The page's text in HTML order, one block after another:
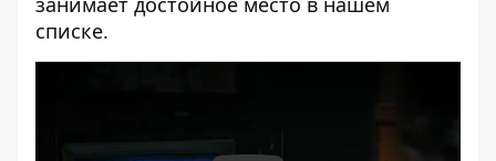
списке.